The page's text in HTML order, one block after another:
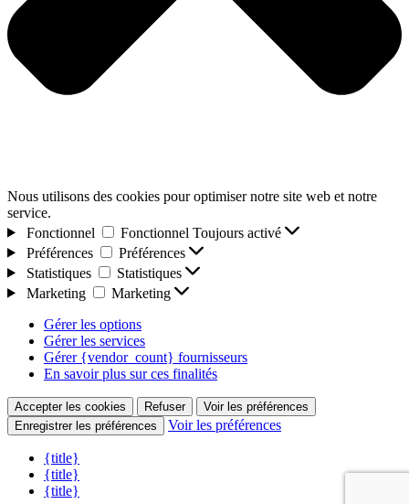
Nous utilisons des cookies pour optimiser notre site web et notre
service.
Fonctionnel
Fonctionnel Toujours activé
Préférences
Préférences
Statistiques
Statistiques
Marketing
Marketing
Gérer les options
Gérer les services
Gérer {vendor_count} fournisseurs
En savoir plus sur ces finalités
Accepter les cookies Refuser
Voir les préférences
Enregistrer les préférences
Voir les préférences
{title}
{title}
{title}